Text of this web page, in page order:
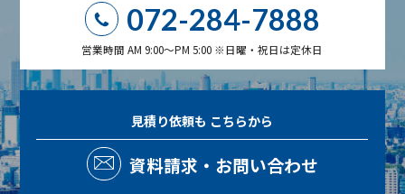
072-284-7888
営業時間 AM 9:00～PM 5:00 ※日曜・祝日は定休日
見積り依頼も こちらから
資料請求・お問い合わせ